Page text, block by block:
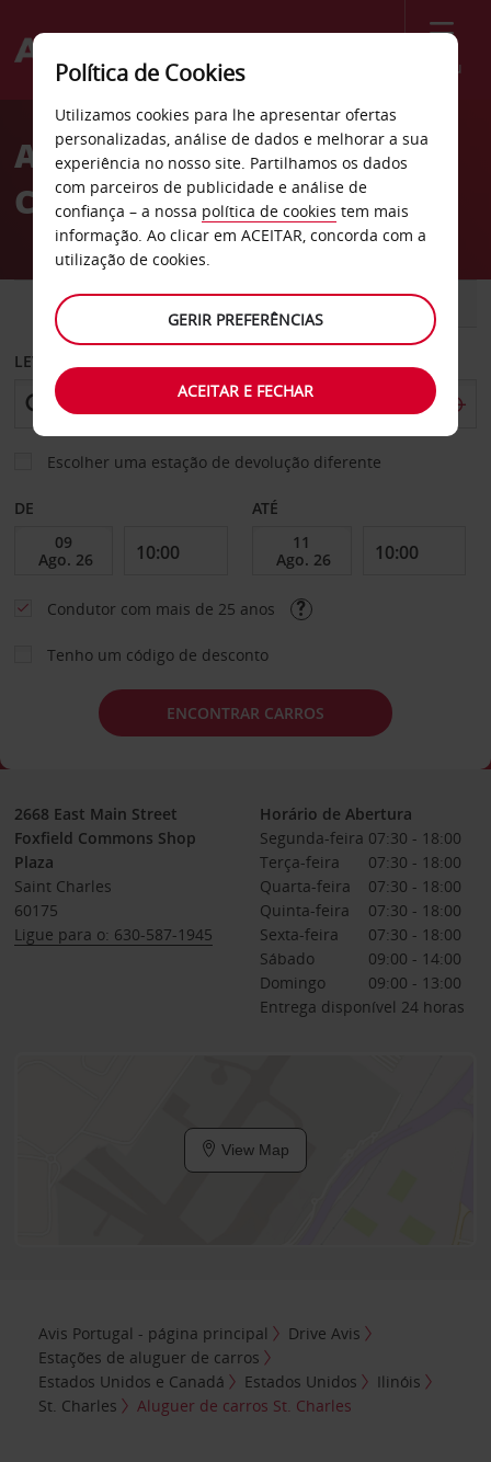
Menu
Welcome
AvisAluguer de carros St.
Charles
CARRO COMERCIAIS
LEVANTAR EM
Escolher uma estação de devolução diferente
DE ATÉ
Condutor com mais de 25 anos
Tenho um código de desconto
ENCONTRAR CARROS
2668 East Main Street
Foxfield Commons Shop
Plaza
Saint Charles
60175
Ligue para o: 630-587-1945
Horário de Abertura
Segunda-feira 07:30 - 18:00
Terça-feira
07:30 - 18:00
Quarta-feira
07:30 - 18:00
Quinta-feira
07:30 - 18:00
Sexta-feira
07:30 - 18:00
Sábado
09:00 - 14:00
Domingo
09:00 - 13:00
Entrega disponível 24 horas
View Map
Avis Portugal - página principal
Drive Avis
Estações de aluguer de carros
Estados Unidos e Canadá
Estados Unidos
Ilinóis
St. Charles
Aluguer de carros St. Charles
Política de Cookies
Utilizamos cookies para lhe apresentar ofertas
personalizadas, análise de dados e melhorar a sua
experiência no nosso site. Partilhamos os dados
com parceiros de publicidade e análise de
confiança – a nossa política de cookies tem mais
informação. Ao clicar em ACEITAR, concorda com a
utilização de cookies.
GERIR PREFERÊNCIAS
ACEITAR E FECHAR